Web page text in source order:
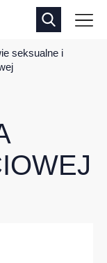
seksualne i